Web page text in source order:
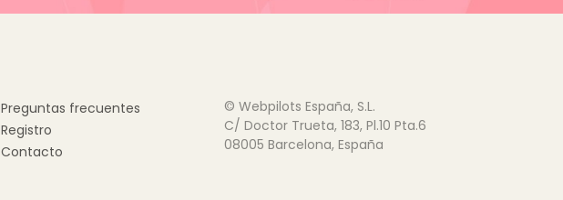
Preguntas frecuentes
Registro
Contacto
© Webpilots España, S.L.
C/ Doctor Trueta, 183, Pl.10 Pta.6
08005 Barcelona, España